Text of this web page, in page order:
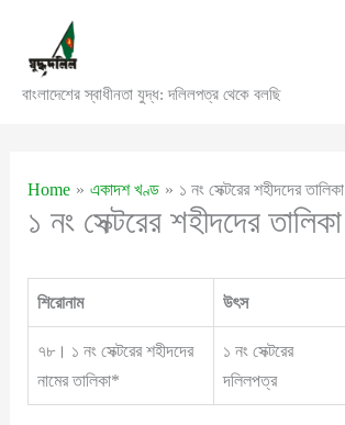
content
বাংলাদেশের স্বাধীনতা যুদ্ধ: দলিলপত্র থেকে বলছি
Home একাদশ খণ্ড ১ নং সেক্টরের শহীদদের তালিকা
১ নং সেক্টরের শহীদদের তালিকা
শিরোনাম উৎস
৭৮। ১ নং সেক্টরের শহীদদের
নামের তালিকা*
১ নং সেক্টরের
দলিলপত্র